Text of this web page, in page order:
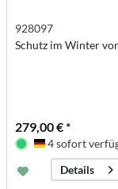
928097
Schutz im Winter
279,00 € *
Deutschland
4 sofort
Details